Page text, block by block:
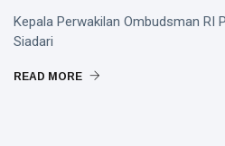
Kepala Perwakilan Ombudsman RI
Siadari
READ MORE